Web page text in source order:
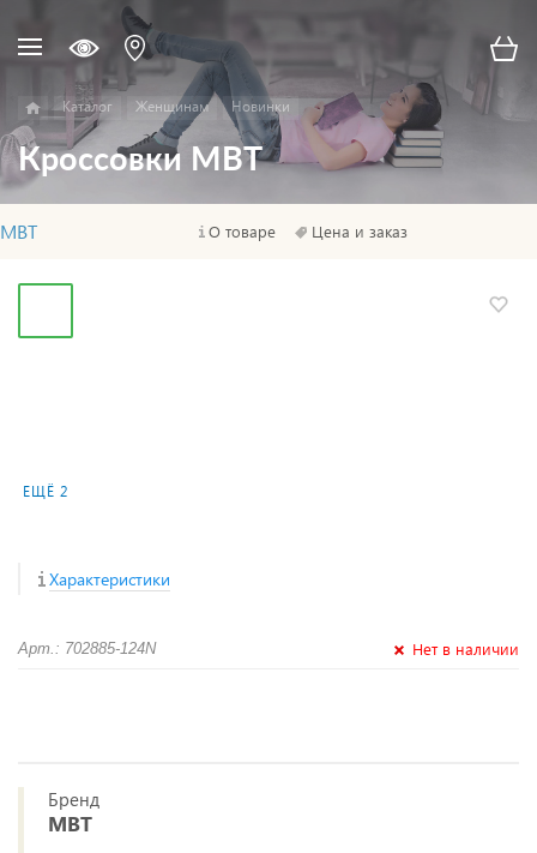
Каталог Женщинам Новинки
Кроссовки MBT
MBT О товаре Цена и заказ
ЕЩЁ 2
Характеристики
Арт.: 702885-124N Нет в наличии
Бренд
MBT